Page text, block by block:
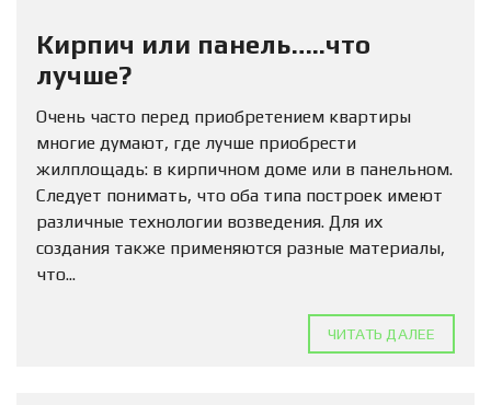
Кирпич или панель…..что
лучше?
Очень часто перед приобретением квартиры
многие думают, где лучше приобрести
жилплощадь: в кирпичном доме или в панельном.
Следует понимать, что оба типа построек имеют
различные технологии возведения. Для их
создания также применяются разные материалы,
что...
ЧИТАТЬ ДАЛЕЕ